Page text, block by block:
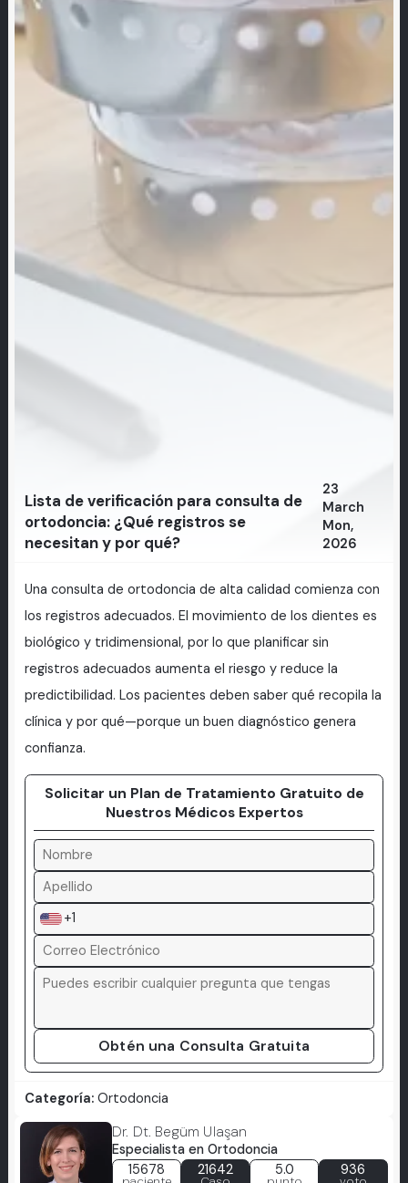
Lista de verificación para consulta de
ortodoncia: ¿Qué registros se
necesitan y por qué?
23
March
Mon,
2026
Una consulta de ortodoncia de alta calidad comienza con
los registros adecuados. El movimiento de los dientes es
biológico y tridimensional, por lo que planificar sin
registros adecuados aumenta el riesgo y reduce la
predictibilidad. Los pacientes deben saber qué recopila la
clínica y por qué—porque un buen diagnóstico genera
confianza.
Solicitar un Plan de Tratamiento Gratuito de
Nuestros Médicos Expertos
+1
Obtén una Consulta Gratuita
Categoría: Ortodoncia
Dr. Dt. Begüm Ulaşan
Especialista en Ortodoncia
15678
21642 5.0 936